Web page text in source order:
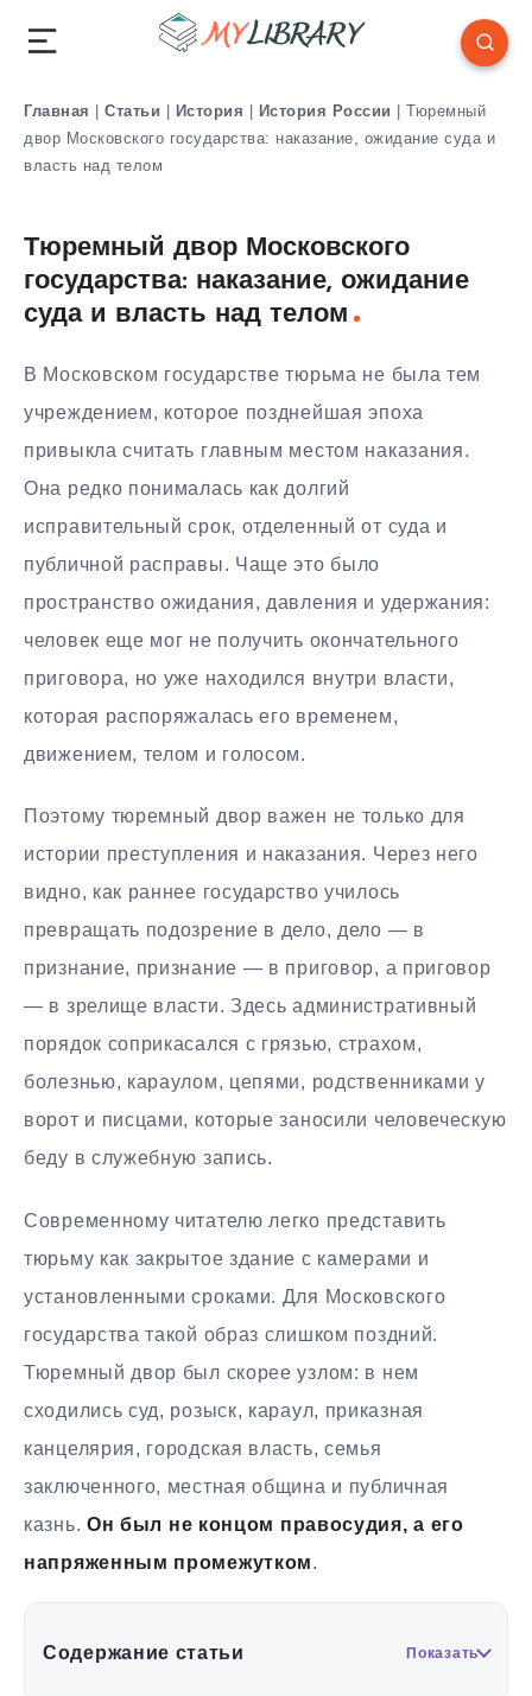
Главная | Статьи | История | История России | Тюремный
двор Московского государства: наказание, ожидание суда и
власть над телом
Тюремный двор Московского
государства: наказание, ожидание
суда и власть над телом
В Московском государстве тюрьма не была тем
учреждением, которое позднейшая эпоха
привыкла считать главным местом наказания.
Она редко понималась как долгий
исправительный срок, отделенный от суда и
публичной расправы. Чаще это было
пространство ожидания, давления и удержания:
человек еще мог не получить окончательного
приговора, но уже находился внутри власти,
которая распоряжалась его временем,
движением, телом и голосом.
Поэтому тюремный двор важен не только для
истории преступления и наказания. Через него
видно, как раннее государство училось
превращать подозрение в дело, дело — в
признание, признание — в приговор, а приговор
— в зрелище власти. Здесь административный
порядок соприкасался с грязью, страхом,
болезнью, караулом, цепями, родственниками у
ворот и писцами, которые заносили человеческую
беду в служебную запись.
Современному читателю легко представить
тюрьму как закрытое здание с камерами и
установленными сроками. Для Московского
государства такой образ слишком поздний.
Тюремный двор был скорее узлом: в нем
сходились суд, розыск, караул, приказная
канцелярия, городская власть, семья
заключенного, местная община и публичная
казнь. Он был не концом правосудия, а его
напряженным промежутком.
Содержание статьи Показать